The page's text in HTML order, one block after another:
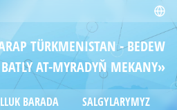
TÜRKMENISTAN - BEDEW
BATLY AT-MYRADYŇ MEKANY»
BARADA SALGYLARYMYZ